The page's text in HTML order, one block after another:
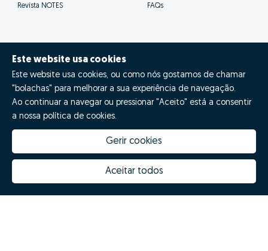
Revista NOTES FAQs
© Zome 2025
Política de Privacidade
Termos e condições
Resolução Alternativa de Litígios
Livro de reclamações
Este website usa cookies
Este website usa cookies, ou como nós gostamos de chamar
"bolachas" para melhorar a sua experiência de navegação.
Ao continuar a navegar ou pressionar "Aceito" está a consentir
a nossa política de cookies.
Gerir cookies
Aceitar todos